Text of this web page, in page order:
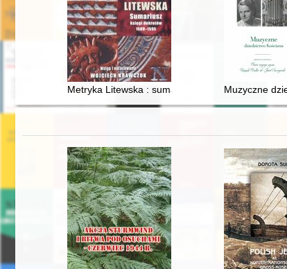
Metryka Litewska : sumariusz księgi dekretów
Muzyczne